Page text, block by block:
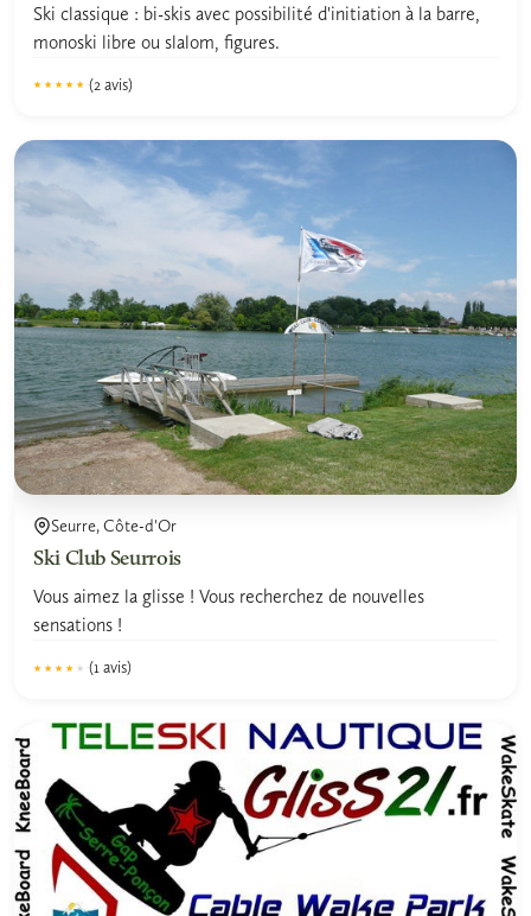
Ski classique : bi-skis avec possibilité d'initiation à la barre,
monoski libre ou slalom, figures.
★★★★★
★★★★★ (2 avis)
Seurre, Côte-d'Or
Ski Club Seurrois
Vous aimez la glisse ! Vous recherchez de nouvelles
sensations !
★★★★★
★★★★★ (1 avis)